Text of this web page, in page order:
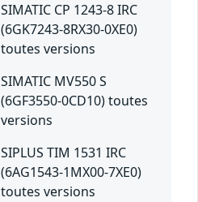
SIMATIC CP 1243-8 IRC
(6GK7243-8RX30-0XE0)
toutes versions
SIMATIC MV550 S
(6GF3550-0CD10) toutes
versions
SIPLUS TIM 1531 IRC
(6AG1543-1MX00-7XE0)
toutes versions